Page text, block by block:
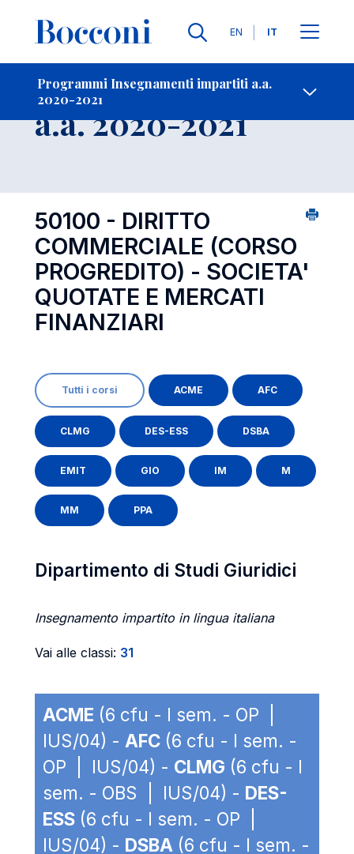
Lingue
EN IT
Programmi Insegnamenti impartiti a.a.
2020-2021
-
Insegnamento
a.a. 2020-2021
50100 - DIRITTO
COMMERCIALE (CORSO
PROGREDITO) - SOCIETA'
QUOTATE E MERCATI
FINANZIARI
Tutti i corsi ACME AFC
CLMG DES-ESS DSBA
EMIT GIO IM M
MM PPA
Dipartimento di Studi Giuridici
Insegnamento impartito in lingua italiana
Vai alle classi: 31
ACME (6 cfu - I sem. - OP |
IUS/04) - AFC (6 cfu - I sem. -
OP | IUS/04) - CLMG (6 cfu - I
sem. - OBS | IUS/04) - DES-
ESS (6 cfu - I sem. - OP |
IUS/04) - DSBA (6 cfu - I sem. -